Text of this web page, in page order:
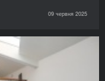
09 червня 2025